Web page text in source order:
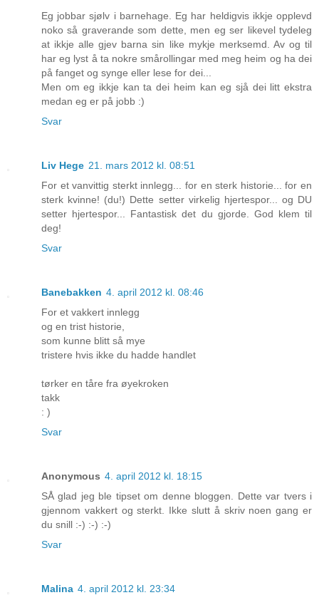
Eg jobbar sjølv i barnehage. Eg har heldigvis ikkje opplevd
noko så graverande som dette, men eg ser likevel tydeleg
at ikkje alle gjev barna sin like mykje merksemd. Av og til
har eg lyst å ta nokre smårollingar med meg heim og ha dei
på fanget og synge eller lese for dei...
Men om eg ikkje kan ta dei heim kan eg sjå dei litt ekstra
medan eg er på jobb :)
Svar
Liv Hege 21. mars 2012 kl. 08:51
For et vanvittig sterkt innlegg... for en sterk historie... for en
sterk kvinne! (du!) Dette setter virkelig hjertespor... og DU
setter hjertespor... Fantastisk det du gjorde. God klem til
deg!
Svar
Banebakken 4. april 2012 kl. 08:46
For et vakkert innlegg
og en trist historie,
som kunne blitt så mye
tristere hvis ikke du hadde handlet
tørker en tåre fra øyekroken
takk
: )
Svar
Anonymous 4. april 2012 kl. 18:15
SÅ glad jeg ble tipset om denne bloggen. Dette var tvers i
gjennom vakkert og sterkt. Ikke slutt å skriv noen gang er
du snill :-) :-) :-)
Svar
Malina 4. april 2012 kl. 23:34